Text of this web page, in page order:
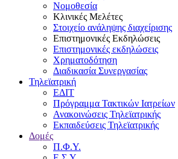
Νομοθεσία
Κλινικές Μελέτες
Στοιχείο ανάληψης διαχείρισης
Επιστημονικές Εκδηλώσεις
Επιστημονικές εκδηλώσεις
Χρηματοδότηση
Διαδικασία Συνεργασίας
Τηλεϊατρική
ΕΔΙΤ
Πρόγραμμα Τακτικών Ιατρείων
Ανακοινώσεις Τηλεϊατρικής
Εκπαιδεύσεις Τηλεϊατρικής
Δομές
Π.Φ.Υ.